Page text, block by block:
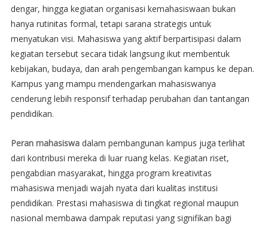
dengar, hingga kegiatan organisasi kemahasiswaan bukan
hanya rutinitas formal, tetapi sarana strategis untuk
menyatukan visi. Mahasiswa yang aktif berpartisipasi dalam
kegiatan tersebut secara tidak langsung ikut membentuk
kebijakan, budaya, dan arah pengembangan kampus ke depan.
Kampus yang mampu mendengarkan mahasiswanya
cenderung lebih responsif terhadap perubahan dan tantangan
pendidikan.
Peran mahasiswadalam pembangunan kampus juga terlihat
dari kontribusi mereka di luar ruang kelas. Kegiatan riset,
pengabdian masyarakat, hingga program kreativitas
mahasiswa menjadi wajah nyata dari kualitas institusi
pendidikan. Prestasi mahasiswa di tingkat regional maupun
nasional membawa dampak reputasi yang signifikan bagi